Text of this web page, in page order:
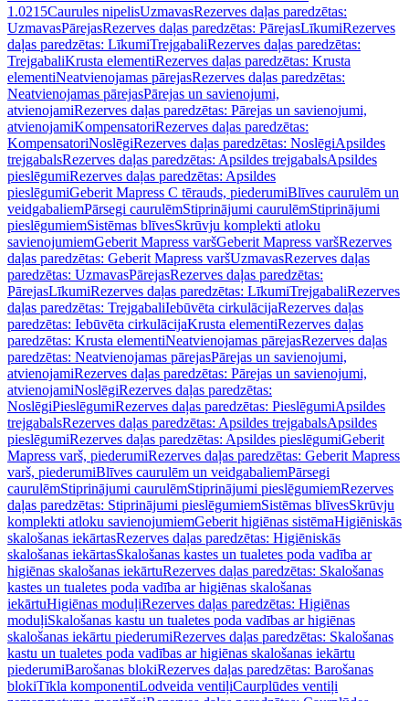
1.0215Caurules nipelisUzmavasRezerves daļas paredzētas:
UzmavasPārejasRezerves daļas paredzētas: PārejasLīkumiRezerves
daļas paredzētas: LīkumiTrejgabaliRezerves daļas paredzētas:
TrejgabaliKrusta elementiRezerves daļas paredzētas: Krusta
elementiNeatvienojamas pārejasRezerves daļas paredzētas:
Neatvienojamas pārejasPārejas un savienojumi,
atvienojamiRezerves daļas paredzētas: Pārejas un savienojumi,
atvienojamiKompensatoriRezerves daļas paredzētas:
KompensatoriNoslēgiRezerves daļas paredzētas: NoslēgiApsildes
trejgabalsRezerves daļas paredzētas: Apsildes trejgabalsApsildes
pieslēgumiRezerves daļas paredzētas: Apsildes
pieslēgumiGeberit Mapress C tērauds, piederumiBlīves caurulēm un
veidgabaliemPārsegi caurulēmStiprinājumi caurulēmStiprinājumi
pieslēgumiemSistēmas blīvesSkrūvju komplekti atloku
savienojumiemGeberit Mapress varšGeberit Mapress varšRezerves
daļas paredzētas: Geberit Mapress varšUzmavasRezerves daļas
paredzētas: UzmavasPārejasRezerves daļas paredzētas:
PārejasLīkumiRezerves daļas paredzētas: LīkumiTrejgabaliRezerves
daļas paredzētas: TrejgabaliIebūvēta cirkulācijaRezerves daļas
paredzētas: Iebūvēta cirkulācijaKrusta elementiRezerves daļas
paredzētas: Krusta elementiNeatvienojamas pārejasRezerves daļas
paredzētas: Neatvienojamas pārejasPārejas un savienojumi,
atvienojamiRezerves daļas paredzētas: Pārejas un savienojumi,
atvienojamiNoslēgiRezerves daļas paredzētas:
NoslēgiPieslēgumiRezerves daļas paredzētas: PieslēgumiApsildes
trejgabalsRezerves daļas paredzētas: Apsildes trejgabalsApsildes
pieslēgumiRezerves daļas paredzētas: Apsildes pieslēgumiGeberit
Mapress varš, piederumiRezerves daļas paredzētas: Geberit Mapress
varš, piederumiBlīves caurulēm un veidgabaliemPārsegi
caurulēmStiprinājumi caurulēmStiprinājumi pieslēgumiemRezerves
daļas paredzētas: Stiprinājumi pieslēgumiemSistēmas blīvesSkrūvju
komplekti atloku savienojumiemGeberit higiēnas sistēmaHigiēniskās
skalošanas iekārtasRezerves daļas paredzētas: Higiēniskās
skalošanas iekārtasSkalošanas kastes un tualetes poda vadība ar
higiēnas skalošanas iekārtuRezerves daļas paredzētas: Skalošanas
kastes un tualetes poda vadība ar higiēnas skalošanas
iekārtuHigiēnas moduļiRezerves daļas paredzētas: Higiēnas
moduļiSkalošanas kastu un tualetes poda vadības ar higiēnas
skalošanas iekārtu piederumiRezerves daļas paredzētas: Skalošanas
kastu un tualetes poda vadības ar higiēnas skalošanas iekārtu
piederumiBarošanas blokiRezerves daļas paredzētas: Barošanas
blokiTīkla komponentiLodveida ventiļiCaurplūdes ventiļi